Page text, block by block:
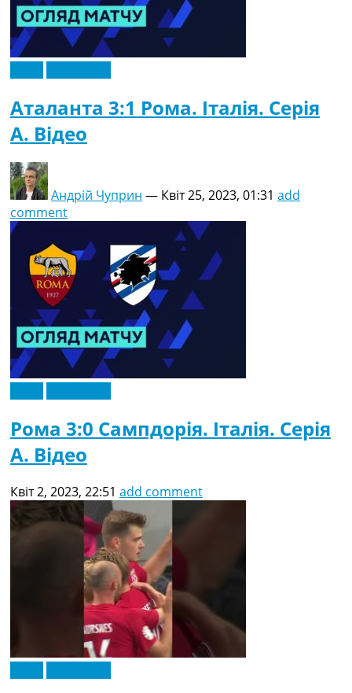
Аталанта 3:1 Рома. Італія. Серія
A. Відео
Андрій Чуприн — Квіт 25, 2023, 01:31 add
comment
Рома 3:0 Сампдорія. Італія. Серія
A. Відео
Квіт 2, 2023, 22:51 add comment